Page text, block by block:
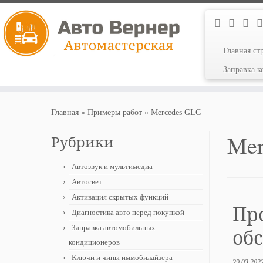
Главная
Заправка
Главная » Примеры работ » Mercedes GLC
Рубрики
Автозвук и мультимедиа
Автосвет
Активация скрытых функций
Диагностика авто перед покупкой
Заправка автомобильных
кондиционеров
Ключи и чипы иммобилайзера